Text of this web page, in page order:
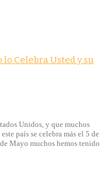
lo Celebra Usted y su
Unidos, y que muchos
país se celebra más el 5 de
Mayo muchos hemos tenido